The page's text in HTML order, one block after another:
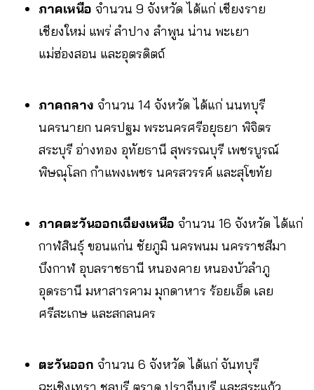
ภาคเหนือ จำนวน 9 จังหวัด ได้แก่ เชียงราย
เชียงใหม่ แพร่ ลำปาง ลำพูน น่าน พะเยา
แม่ฮ่องสอน และอุตรดิตถ์
ภาคกลาง จำนวน 14 จังหวัด ได้แก่ นนทบุรี
นครนายก นครปฐม พระนครศรีอยุธยา พิจิตร
สระบุรี อ่างทอง อุทัยธานี สุพรรณบุรี เพชรบูรณ์
พิษณุโลก กำแพงเพชร นครสวรรค์ และสุโขทัย
ภาคตะวันออกเฉียงเหนือ จำนวน 16 จังหวัด ได้แก่
กาฬสินธุ์ ขอนแก่น ชัยภูมิ นครพนม นครราชสีมา
บึงกาฬ อุบลราชธานี หนองคาย หนองบัวลำภู
อุดรธานี มหาสารคาม มุกดาหาร ร้อยเอ็ด เลย
ศรีสะเกษ และสกลนคร
ตะวันออก จำนวน 6 จังหวัด ได้แก่ จันทบุรี